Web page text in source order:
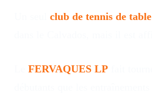
club de tennis de table
FERVAQUES LP